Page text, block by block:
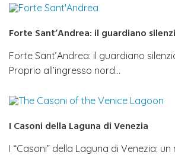
Forte Sant’Andrea: il guardiano
Forte Sant’Andrea: il guardiano
Proprio all’ingresso nord…
I Casoni della Laguna di Venezia
I “Casoni” della Laguna di Venezia: